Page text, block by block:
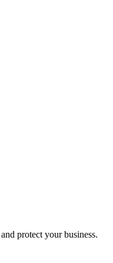
protect your business.